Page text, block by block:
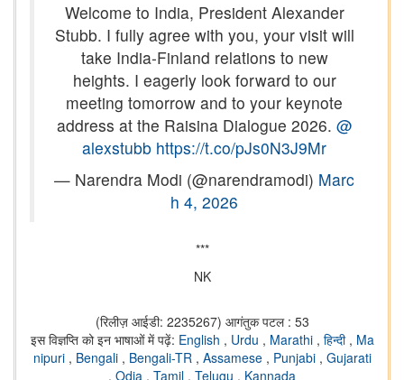
Welcome to India, President Alexander
Stubb. I fully agree with you, your visit will
take India-Finland relations to new
heights. I eagerly look forward to our
meeting tomorrow and to your keynote
address at the Raisina Dialogue 2026. @
alexstubb https://t.co/pJs0N3J9Mr
— Narendra Modi (@narendramodi) Marc
h 4, 2026
***
NK
(रिलीज़ आईडी: 2235267) आगंतुक पटल : 53
इस विज्ञप्ति को इन भाषाओं में पढ़ें: English , Urdu , Marathi , हिन्दी , Ma
nipuri , Bengali , Bengali-TR , Assamese , Punjabi , Gujarati
, Odia , Tamil , Telugu , Kannada